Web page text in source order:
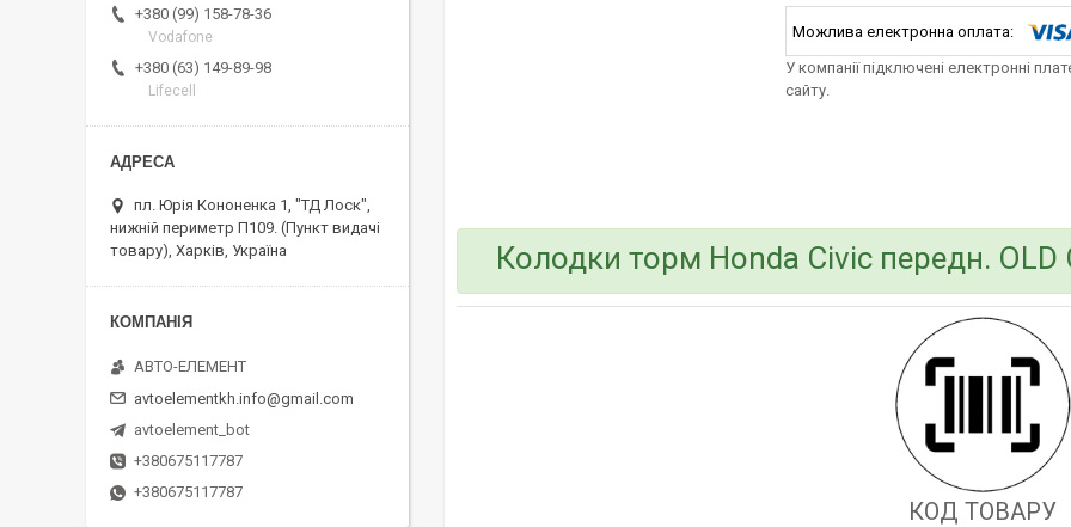
У компанії підключені електронні
сайту.
Колодки торм Honda Civic передн. OLD
КОД ТОВАРУ
+380 (99) 158-78-36
Vodafone
+380 (63) 149-89-98
Lifecell
пл. Юрія Кононенка 1, "ТД Лоск",
нижній периметр П109. (Пункт видачі
товару), Харків, Україна
АВТО-ЕЛЕМЕНТ
avtoelementkh.info@gmail.com
avtoelement_bot
+380675117787
+380675117787